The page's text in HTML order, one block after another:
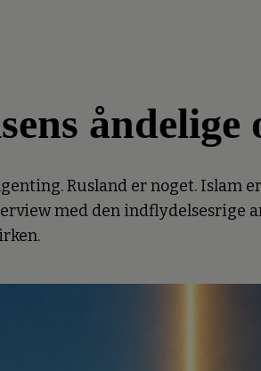
Rusland er noget. Islam
med den indflydelsesrige